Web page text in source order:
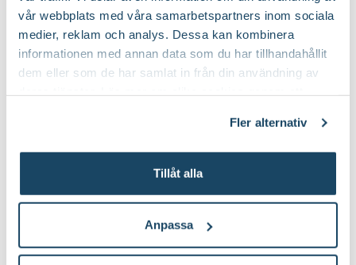
vår webbplats med våra samarbetspartners inom sociala
medier, reklam och analys. Dessa kan kombinera
informationen med annan data som du har tillhandahållit
dem eller som de har samlat in från din användning av
Fler alternativ
Tillåt alla
Anpassa
Torsdag
10-19
Fredag
10-19
Karta
+